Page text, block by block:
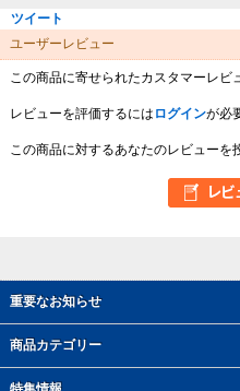
重要なお知らせ
商品カテゴリー
ツイート
ユーザーレビュー
この商品に寄せられたカスタマーレビ
レビューを評価するには ログインが必
この商品に対するあなたのレビューを